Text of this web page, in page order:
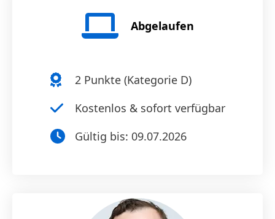
Abgelaufen
2Punkte (Kategorie D)
Kostenlos & sofort verfügbar
Gültig bis: 09.07.2026